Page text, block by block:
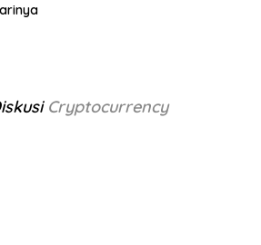
Cryptocurrency